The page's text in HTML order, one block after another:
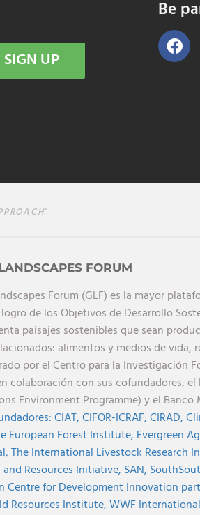
SIGN UP
Be
"
FORUM
Forum (GLF) es la mayor
de los Objetivos de Desarrollo
paisajes sostenibles que sean
alimentos y medios de vida,
por el Centro para la Investigación
colaboración con sus cofundadores,
Environment Programme) y el
CIAT,CIFOR-ICRAF,CIRAD,
European Forest Institute, Evergreen
The International Livestock Research
and Resources Initiative, SAN,
Centre for Development Innovation
Resources Institute,WWF